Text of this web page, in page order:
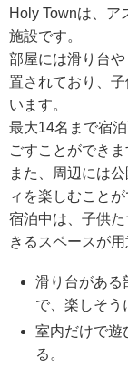
Holy Townは、ア
施設です。
部屋には滑り台
置されており、
います。
最大14名まで宿
ごすことができま
また、周辺には
ィを楽しむことが
宿泊中は、子供
きるスペースが用
滑り台がある
で、楽しそう
室内だけで遊
る。